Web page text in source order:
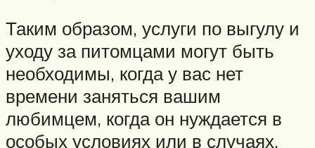
Таким образом, услуги по выгулу и
уходу за питомцами могут быть
необходимы, когда у вас нет
времени заняться вашим
любимцем, когда он нуждается в
особых условиях или в случаях,